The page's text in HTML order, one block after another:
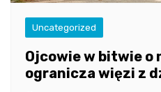
Uncategorized
Ojcowie w bitwie o
ogranicza więzi z